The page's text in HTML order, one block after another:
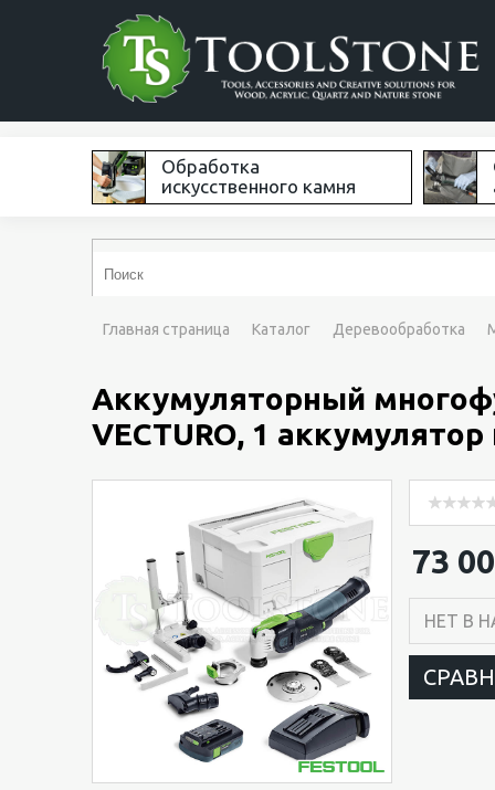
Обработка
искусственного камня
Главная страница Каталог Деревообработка
Аккумуляторный
VECTURO, 1
73
НЕТ В